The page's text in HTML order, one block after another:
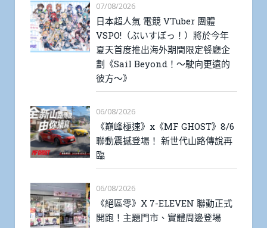
07/08/2026
日本超人氣 電競 VTuber 團體
VSPO!（ぶいすぽっ！）將於今年
夏天首度推出海外期間限定餐廳企
劃《Sail Beyond！～駛向更遠的
彼方～》
06/08/2026
《巔峰極速》x《MF GHOST》8/6
聯動震撼登場！ 新世代山路傳說再
臨
06/08/2026
《絕區零》X 7-ELEVEN 聯動正式
開跑！主題門市、實體周邊登場